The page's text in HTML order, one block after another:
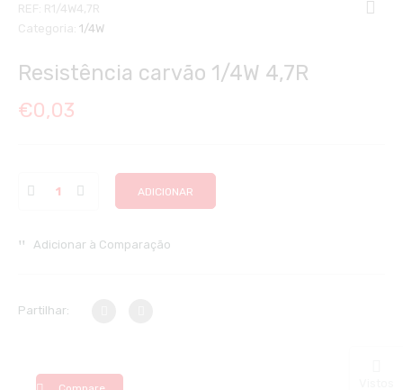
REF: R1/4W4,7R
Categoria: 1/4W
Resistência carvão 1/4W 4,7R
€0,03
ADICIONAR
Adicionar à Comparação
Partilhar: